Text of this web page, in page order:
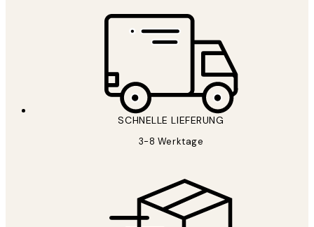
SCHNELLE LIEFERUNG
3-8 Werktage